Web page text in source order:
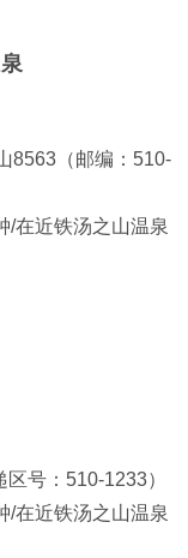
8563（邮编：510-
/在近铁汤之山温泉
号：510-1233）
/在近铁汤之山温泉